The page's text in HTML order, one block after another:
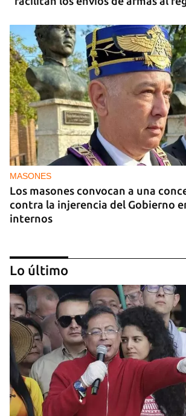
MASONES
Los masones convocan a una
contra la injerencia del Gobierno
internos
FOTO DEL DÍA
Lluvia para beber, agua
Lo último